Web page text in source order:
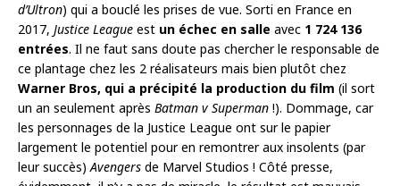
d’Ultron) qui a bouclé les prises de vue. Sorti en France en
2017, Justice League est un échec en salle avec 1 724 136
entrées. Il ne faut sans doute pas chercher le responsable de
ce plantage chez les 2 réalisateurs mais bien plutôt chez
Warner Bros, qui a précipité la production du film (il sort
un an seulement après Batman v Superman !). Dommage, car
les personnages de la Justice League ont sur le papier
largement le potentiel pour en remontrer aux insolents (par
leur succès)Avengers de Marvel Studios ! Côté presse,